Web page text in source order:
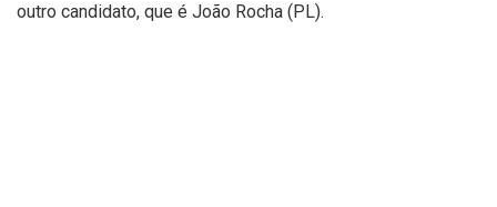
outro candidato, que é João Rocha (PL).